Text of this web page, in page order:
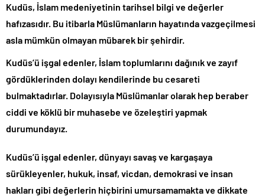
Donald Trump’ın İran saldırılarını durdurma kararını Netanyahu da
sosyal medyadan öğrendi..
Günlerdir İran’a tehditler savurarak atıp tutan Trump yine kıvırdı!.
Merkez Bankası’ndan Kripto Varlık Merkezi Kayıt Sistemi’ne onay..
CHP’den AK Parti’ye geçen Tuzla Belediye Başkanı’ndan ilk
açıklama..
Efsane Başkan Aziz Yıldırım’dan Acun Ilıcalı’ya sert sözler!.
CHP içindeki Rüşvet, Yolsuzluk, Hırsızlık ve baskı skandalları
3 CHP’li Belediye Başkanı ile 1 İyi Partili milletvekili AK Parti’ye
geçiyor..
Parti dün kuruldu il başkanı bugün rüşvetten gözaltına alındı!.
Kudüs, İslam medeniyetinin tarihsel bilgi ve değerler
hafızasıdır. Bu itibarla Müslümanların hayatında vazgeçilmesi
asla mümkün olmayan mübarek bir şehirdir.
Kudüs’ü işgal edenler, İslam toplumlarını dağınık ve zayıf
gördüklerinden dolayı kendilerinde bu cesareti
bulmaktadırlar. Dolayısıyla Müslümanlar olarak hep beraber
ciddi ve köklü bir muhasebe ve özeleştiri yapmak
durumundayız.
Kudüs’ü işgal edenler, dünyayı savaş ve kargaşaya
sürükleyenler, hukuk, insaf, vicdan, demokrasi ve insan
hakları gibi değerlerin hiçbirini umursamamakta ve dikkate